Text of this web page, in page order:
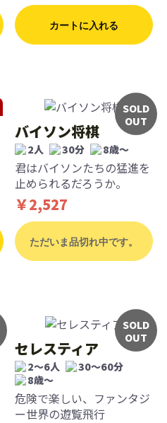
カートに入れる
SOLD
OUT
バイソン将棋
2人 30分 8歳〜
君はバイソンたちの猛進を
止められるだろうか。
￥2,527
ただいま品切れ中です。
SOLD
OUT
セレスティア
2〜6人
30〜60分
8歳〜
危険で楽しい、ファンタジ
ー世界の遊覧飛行